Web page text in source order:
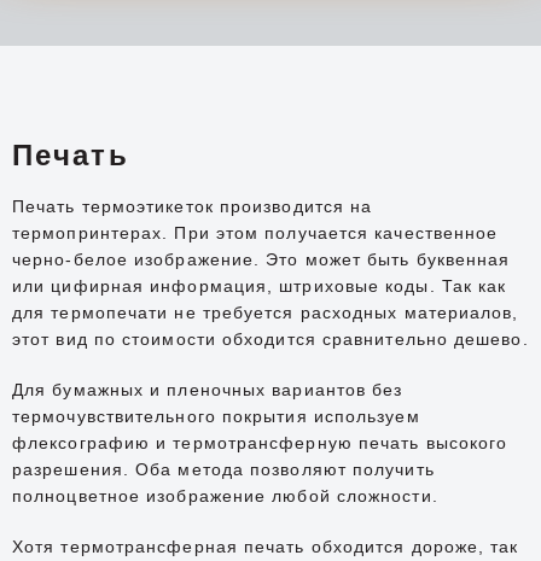
Печать
Печать термоэтикеток производится на
термопринтерах. При этом получается качественное
черно-белое изображение. Это может быть буквенная
или цифирная информация, штриховые коды. Так как
для термопечати не требуется расходных материалов,
этот вид по стоимости обходится сравнительно дешево.
Для бумажных и пленочных вариантов без
термочувствительного покрытия используем
флексографию и термотрансферную печать высокого
разрешения. Оба метода позволяют получить
полноцветное изображение любой сложности.
Хотя термотрансферная печать обходится дороже, так